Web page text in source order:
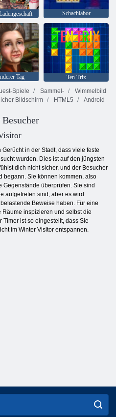
Schachlabor
Tag
Ten Trix
Spiele Sammel-
Wimmelbild
Bildschirm HTML5 Android
Gerücht in der Stadt, dass viele feste
wurden. Dies ist auf den jüngsten
dich nicht sicher, und der Besucher
begann. Sie können kommen, also
Gegenstände überprüfen. Sie sind
aufgetreten sind, aber es wird
Beweise haben. Für eine
inspizieren und selbst die
Timer ist so eingestellt, dass Sie
im Winter Visitor entspannen.